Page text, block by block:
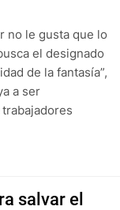
no le gusta que lo
el designado
de la fantasía”,
a ser
salvar el